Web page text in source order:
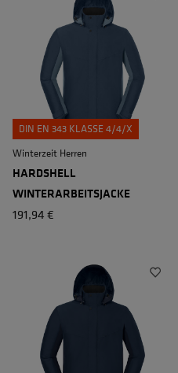
DIN EN 343 KLASSE 4/4/X
Winterzeit Herren
HARDSHELL
WINTERARBEITSJACKE
191,94 €